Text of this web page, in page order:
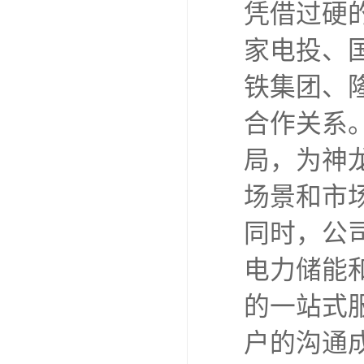
凭借过硬
家电投、
铁集团、
合作关系
局，为神
场景和市
同时，公
电力储能
的一站式
户的沟通